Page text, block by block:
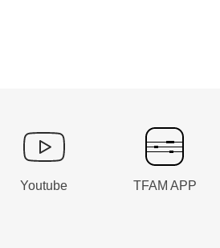
Youtube TFAM APP